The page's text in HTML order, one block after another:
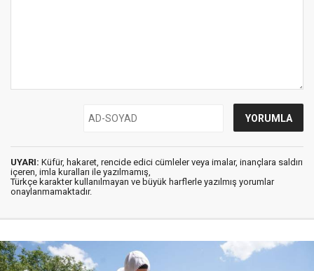
UYARI: Küfür, hakaret, rencide edici cümleler veya imalar, inançlara saldırı
içeren, imla kuralları ile yazılmamış,
Türkçe karakter kullanılmayan ve büyük harflerle yazılmış yorumlar
onaylanmamaktadır.